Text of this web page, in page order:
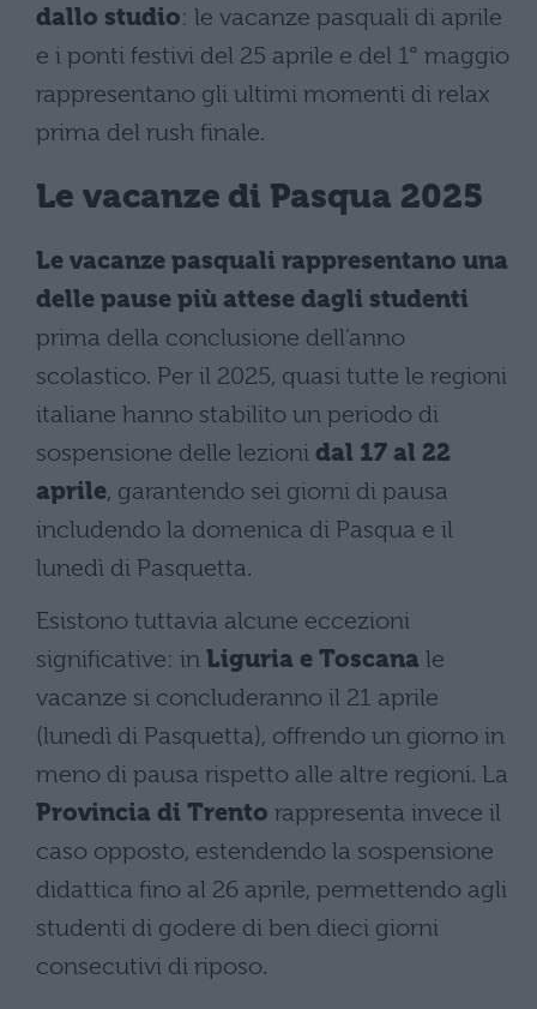
dallo studio: le vacanze pasquali di aprile
e i ponti festivi del 25 aprile e del 1° maggio
rappresentano gli ultimi momenti di relax
prima del rush finale.
Le vacanze di Pasqua 2025
Le vacanze pasquali rappresentano una
delle pause più attese dagli studenti
prima della conclusione dell’anno
scolastico. Per il 2025, quasi tutte le regioni
italiane hanno stabilito un periodo di
sospensione delle lezioni dal 17 al 22
aprile, garantendo sei giorni di pausa
includendo la domenica di Pasqua e il
lunedì di Pasquetta.
Esistono tuttavia alcune eccezioni
significative: in Liguria e Toscana le
vacanze si concluderanno il 21 aprile
(lunedì di Pasquetta), offrendo un giorno in
meno di pausa rispetto alle altre regioni. La
Provincia di Trento rappresenta invece il
caso opposto, estendendo la sospensione
didattica fino al 26 aprile, permettendo agli
studenti di godere di ben dieci giorni
consecutivi di riposo.